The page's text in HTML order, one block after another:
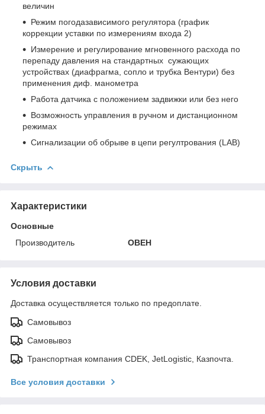
величин
Режим погодазависимого регулятора (график
коррекции уставки по измерениям входа 2)
Измерение и регулирование мгновенного расхода по
перепаду давления на стандартных сужающих
устройствах (диафрагма, сопло и трубка Вентури) без
применения диф. манометра
Работа датчика с положением задвижки или без него
Возможность управления в ручном и дистанционном
режимах
Сигнализации об обрыве в цепи регултрования (LAB)
Скрыть
Характеристики
Основные
Производитель
ОВЕН
Условия доставки
Доставка осуществляется только по предоплате.
Самовывоз
Самовывоз
Транспортная компания CDEK, JetLogistic, Казпочта.
Все условия доставки